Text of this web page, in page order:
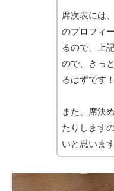
席次表には
のプロフィ
るので、上
ので、きっ
るはずです！
また、席決
たりします
いと思います